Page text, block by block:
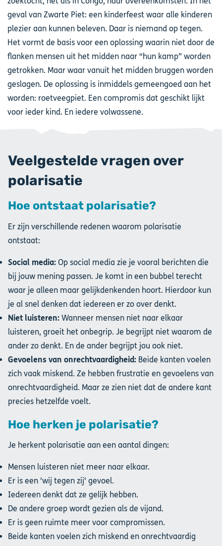
geval van Zwarte Piet: een kinderfeest waar alle kinderen
plezier aan kunnen beleven. Daar is niemand op tegen.
Het vormt de basis voor een oplossing waarin niet door de
flanken mensen uit het midden naar “hun kamp” worden
getrokken. Maar waar vanuit het midden bruggen worden
geslagen. De oplossing is inmiddels gemeengoed aan het
worden: roetveegpiet. Een compromis dat geschikt lijkt
voor ieder kind. En iedere volwassene.
Veelgestelde vragen over
polarisatie
Hoe ontstaat polarisatie?
Er zijn verschillende redenen waarom polarisatie
ontstaat:
Social media: Op social media zie je vooral berichten die
bij jouw mening passen. Je komt in een bubbel terecht
waar je alleen maar gelijkdenkenden hoort. Hierdoor kun
je al snel denken dat iedereen er zo over denkt.
Niet luisteren: Wanneer mensen niet naar elkaar
luisteren, groeit het onbegrip. Je begrijpt niet waarom de
ander zo denkt. En de ander begrijpt jou ook niet.
Gevoelens van onrechtvaardigheid: Beide kanten voelen
zich vaak miskend. Ze hebben frustratie en gevoelens van
onrechtvaardigheid. Maar ze zien niet dat de andere kant
precies hetzelfde voelt.
Hoe herken je polarisatie?
Je herkent polarisatie aan een aantal dingen:
Mensen luisteren niet meer naar elkaar.
Er is een 'wij tegen zij' gevoel.
Iedereen denkt dat ze gelijk hebben.
De andere groep wordt gezien als de vijand.
Er is geen ruimte meer voor compromissen.
Beide kanten voelen zich miskend en onrechtvaardig